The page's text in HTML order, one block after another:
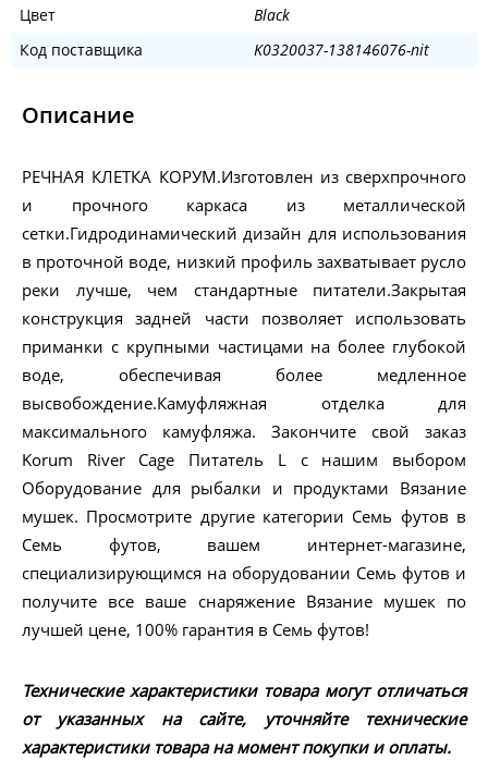
Цвет
Black
Код поставщика
K0320037-138146076-nit
Описание
РЕЧНАЯ КЛЕТКА КОРУМ.Изготовлен из сверхпрочного
и прочного каркаса из металлической
сетки.Гидродинамический дизайн для использования
в проточной воде, низкий профиль захватывает русло
реки лучше, чем стандартные питатели.Закрытая
конструкция задней части позволяет использовать
приманки с крупными частицами на более глубокой
воде, обеспечивая более медленное
высвобождение.Камуфляжная отделка для
максимального камуфляжа. Закончите свой заказ
Korum River Cage Питатель L с нашим выбором
Оборудование для рыбалки и продуктами Вязание
мушек. Просмотрите другие категории Семь футов в
Семь футов, вашем интернет-магазине,
специализирующимся на оборудовании Семь футов и
получите все ваше снаряжение Вязание мушек по
лучшей цене, 100% гарантия в Семь футов!
Технические характеристики товара могут отличаться
от указанных на сайте, уточняйте технические
характеристики товара на момент покупки и оплаты.